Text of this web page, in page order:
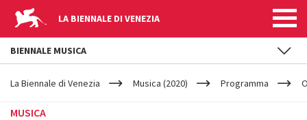
LA BIENNALE DI VENEZIA
YOUR
ARE
La Biennale di Venezia Musica (2020) Programma
MUSICA
BIENNALE MUSICA